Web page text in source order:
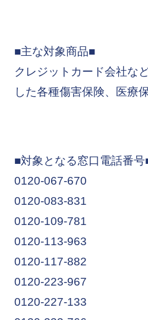
■主な対象商品■
クレジットカード会社な
した各種傷害保険、医療
■対象となる窓口電話番号
0120-067-670
0120-083-831
0120-109-781
0120-113-963
0120-117-882
0120-223-967
0120-227-133